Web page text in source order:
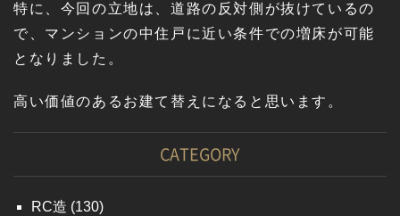
特に、今回の立地は、道路の反対側が抜けているの
で、マンションの中住戸に近い条件での増床が可能
となりました。
高い価値のあるお建て替えになると思います。
CATEGORY
RC造 (130)